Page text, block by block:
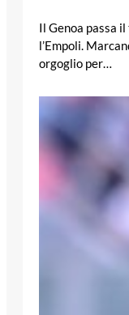
Il Genoa passa
l’Empoli.
orgoglio per…